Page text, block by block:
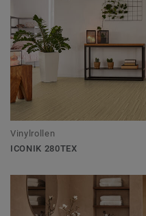
Vinylrollen
ICONIK 280TEX